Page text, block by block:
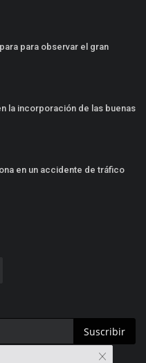
para observar el gran
la incorporación de las buenas
en un accidente de tráfico
Suscribir